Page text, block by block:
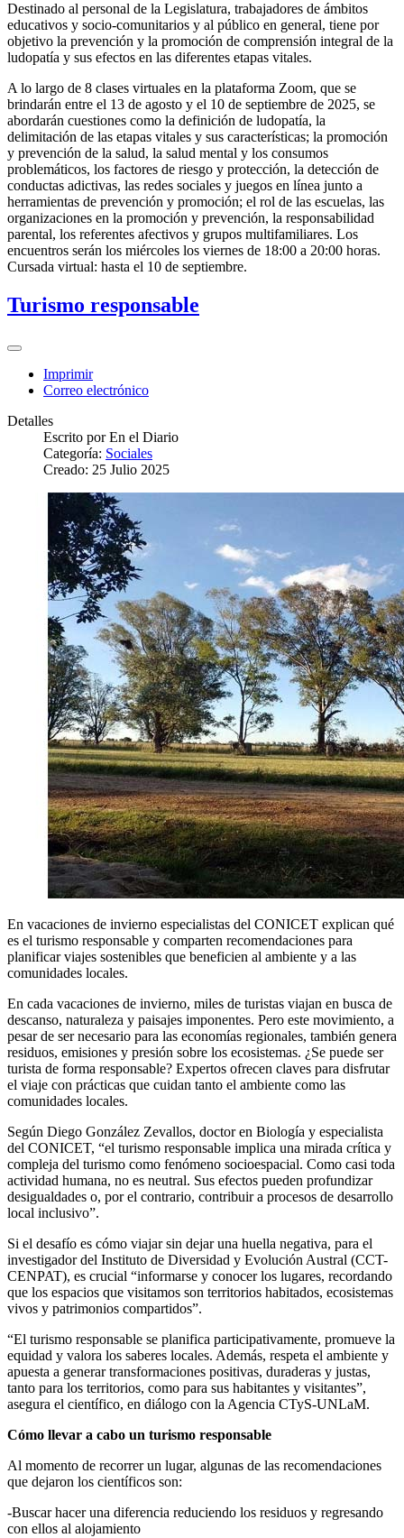
Destinado al personal de la Legislatura, trabajadores de ámbitos
educativos y socio-comunitarios y al público en general, tiene por
objetivo la prevención y la promoción de comprensión integral de la
ludopatía y sus efectos en las diferentes etapas vitales.
A lo largo de 8 clases virtuales en la plataforma Zoom, que se
brindarán entre el 13 de agosto y el 10 de septiembre de 2025, se
abordarán cuestiones como la definición de ludopatía, la
delimitación de las etapas vitales y sus características; la promoción
y prevención de la salud, la salud mental y los consumos
problemáticos, los factores de riesgo y protección, la detección de
conductas adictivas, las redes sociales y juegos en línea junto a
herramientas de prevención y promoción; el rol de las escuelas, las
organizaciones en la promoción y prevención, la responsabilidad
parental, los referentes afectivos y grupos multifamiliares. Los
encuentros serán los miércoles los viernes de 18:00 a 20:00 horas.
Cursada virtual: hasta el 10 de septiembre.
Turismo responsable
Imprimir
Correo electrónico
Detalles
Escrito porEn el Diario
Categoría: Sociales
Creado: 25 Julio 2025
En vacaciones de invierno especialistas del CONICET explican qué
es el turismo responsable y comparten recomendaciones para
planificar viajes sostenibles que beneficien al ambiente y a las
comunidades locales.
En cada vacaciones de invierno, miles de turistas viajan en busca de
descanso, naturaleza y paisajes imponentes. Pero este movimiento, a
pesar de ser necesario para las economías regionales, también genera
residuos, emisiones y presión sobre los ecosistemas. ¿Se puede ser
turista de forma responsable? Expertos ofrecen claves para disfrutar
el viaje con prácticas que cuidan tanto el ambiente como las
comunidades locales.
Según Diego González Zevallos, doctor en Biología y especialista
del CONICET, “el turismo responsable implica una mirada crítica y
compleja del turismo como fenómeno socioespacial. Como casi toda
actividad humana, no es neutral. Sus efectos pueden profundizar
desigualdades o, por el contrario, contribuir a procesos de desarrollo
local inclusivo”.
Si el desafío es cómo viajar sin dejar una huella negativa, para el
investigador del Instituto de Diversidad y Evolución Austral (CCT-
CENPAT), es crucial “informarse y conocer los lugares, recordando
que los espacios que visitamos son territorios habitados, ecosistemas
vivos y patrimonios compartidos”.
“El turismo responsable se planifica participativamente, promueve la
equidad y valora los saberes locales. Además, respeta el ambiente y
apuesta a generar transformaciones positivas, duraderas y justas,
tanto para los territorios, como para sus habitantes y visitantes”,
asegura el científico, en diálogo con la Agencia CTyS-UNLaM.
Cómo llevar a cabo un turismo responsable
Al momento de recorrer un lugar, algunas de las recomendaciones
que dejaron los científicos son:
-Buscar hacer una diferencia reduciendo los residuos y regresando
con ellos al alojamiento